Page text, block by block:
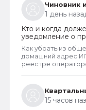
Чиновник
1 день
Кто и когда
уведомление о
персональных
Как убрать из
домашний адрес
реестре
15 часов